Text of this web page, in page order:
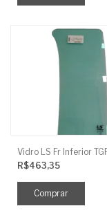
Vidro LS Fr Inferior
R$463,35